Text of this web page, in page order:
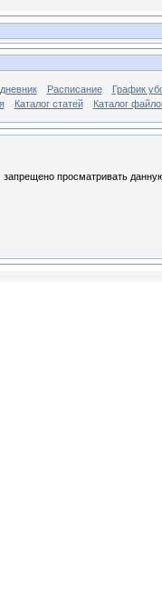
Расписание
График
Каталог статей Каталог
запрещено просматривать